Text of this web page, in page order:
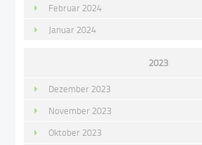
Februar 2024
Januar 2024
2023
Dezember 2023
November 2023
Oktober 2023